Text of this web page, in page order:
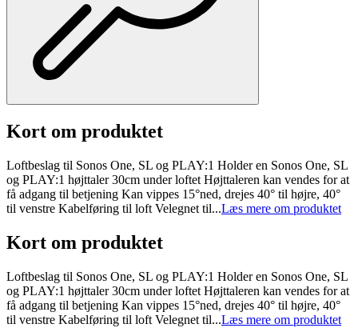
Kort om produktet
Loftbeslag til Sonos One, SL og PLAY:1 Holder en Sonos One, SL
og PLAY:1 højttaler 30cm under loftet Højttaleren kan vendes for at
få adgang til betjening Kan vippes 15°ned, drejes 40° til højre, 40°
til venstre Kabelføring til loft Velegnet til...Læs mere om produktet
Kort om produktet
Loftbeslag til Sonos One, SL og PLAY:1 Holder en Sonos One, SL
og PLAY:1 højttaler 30cm under loftet Højttaleren kan vendes for at
få adgang til betjening Kan vippes 15°ned, drejes 40° til højre, 40°
til venstre Kabelføring til loft Velegnet til...Læs mere om produktet